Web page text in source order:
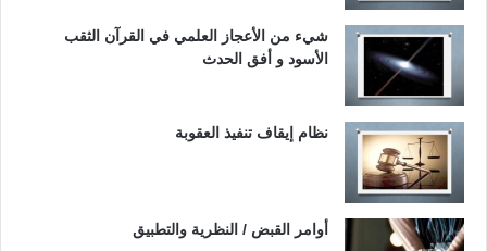
شيء من الأعجاز العلمي في القرآن الثقب
الأسود و أفق الحدث
نظام إيقاف تنفيذ العقوبة
أوامر القبض / النظرية والتطبيق